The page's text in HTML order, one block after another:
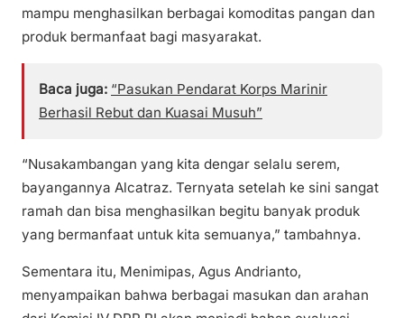
mampu menghasilkan berbagai komoditas pangan dan
produk bermanfaat bagi masyarakat.
Baca juga: “Pasukan Pendarat Korps Marinir
Berhasil Rebut dan Kuasai Musuh”
“Nusakambangan yang kita dengar selalu serem,
bayangannya Alcatraz. Ternyata setelah ke sini sangat
ramah dan bisa menghasilkan begitu banyak produk
yang bermanfaat untuk kita semuanya,” tambahnya.
Sementara itu, Menimipas, Agus Andrianto,
menyampaikan bahwa berbagai masukan dan arahan